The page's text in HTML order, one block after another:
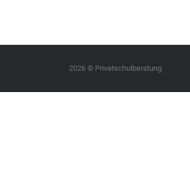
2026 © Privatschulberatung